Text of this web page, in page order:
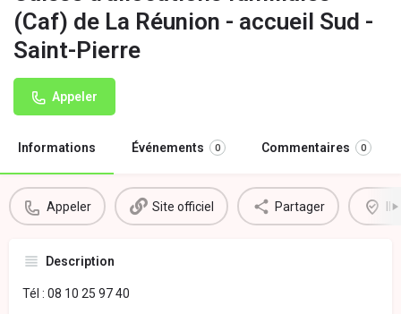
(Caf) de La Réunion - accueil Sud -
Saint-Pierre
Appeler
Informations Événements 0 Commentaires 0
Appeler Site officiel Partager Il
Description
Tél : 08 10 25 97 40